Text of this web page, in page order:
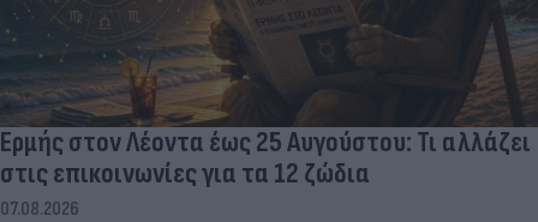
Ερμής στον Λέοντα έως 25 Αυγούστου: Τι αλλάζει
στις επικοινωνίες για τα 12 ζώδια
07.08.2026